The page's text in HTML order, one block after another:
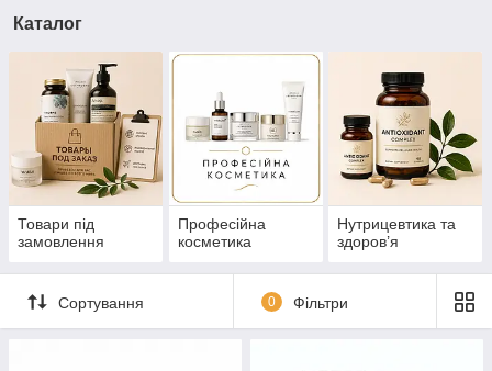
Каталог
Товари під
замовлення
Професійна
косметика
Нутрицевтика та
здоров’я
Сортування 0 Фільтри